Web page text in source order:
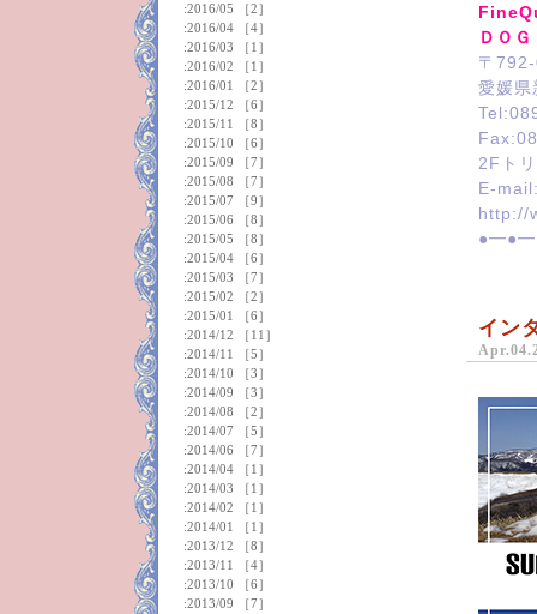
ＤＯ
〒
愛媛
2Fト
E-
http://
イン
:2016/05 ［2］
:2016/04［4］
:2016/03 ［1］
:2016/02 ［1］
:2016/01
［2］
:2015/12 ［6］
:2015/11
［8］
:2015/10 ［6］
:2015/09 ［7］
:2015/08 ［7］
:2015/07 ［9］
:2015/06 ［8］
:2015/05 ［8］
:2015/04［6］
:2015/03 ［7］
:2015/02 ［2］
:2015/01
［6］
:2014/12 ［11］
:2014/11
［5］
:2014/10 ［3］
:2014/09 ［3］
:2014/08 ［2］
:2014/07 ［5］
:2014/06 ［7］
:2014/04［1］
:2014/03 ［1］
:2014/02 ［1］
:2014/01
［1］
:2013/12 ［8］
:2013/11
［4］
:2013/10 ［6］
:2013/09 ［7］